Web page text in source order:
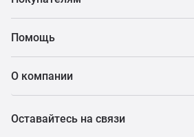
Помощь
О компании
Оставайтесь на связи